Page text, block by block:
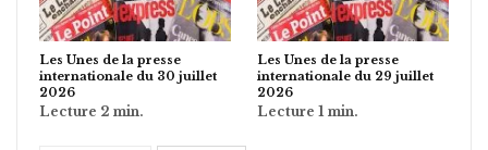
Les Unes de la presse
internationale du 30 juillet
2026
Les Unes de la presse
internationale du 29 juillet
2026